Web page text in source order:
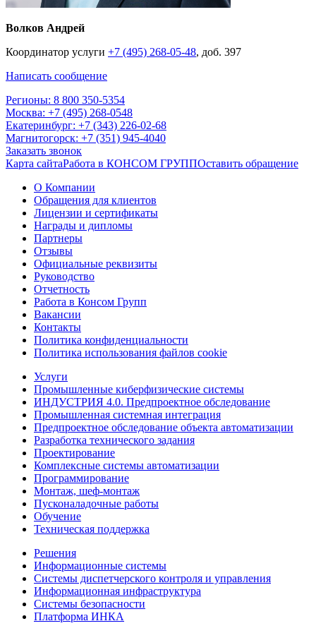
Волков Андрей
Координатор услуги +7 (495) 268-05-48, доб. 397
Написать сообщение
Регионы: 8 800 350-5354
Москва: +7 (495) 268-0548
Екатеринбург: +7 (343) 226-02-68
Магнитогорск: +7 (351) 945-4040
Заказать звонок
Карта сайтаРабота в КОНСОМ ГРУППОставить обращение
О Компании
Обращения для клиентов
Лицензии и сертификаты
Награды и дипломы
Партнеры
Отзывы
Официальные реквизиты
Руководство
Отчетность
Работа в Консом Групп
Вакансии
Контакты
Политика конфиденциальности
Политика использования файлов cookie
Услуги
Промышленные киберфизические системы
ИНДУСТРИЯ 4.0. Предпроектное обследование
Промышленная системная интеграция
Предпроектное обследование объекта автоматизации
Разработка технического задания
Проектирование
Комплексные системы автоматизации
Программирование
Монтаж, шеф-монтаж
Пусконаладочные работы
Обучение
Техническая поддержка
Решения
Информационные системы
Системы диспетчерского контроля и управления
Информационная инфраструктура
Системы безопасности
Платформа ИНКА